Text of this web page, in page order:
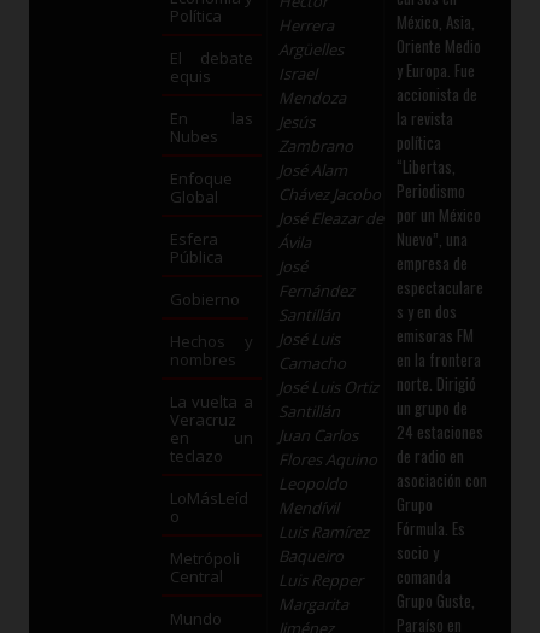
Política
El debate
equis
En las
Nubes
Enfoque
Global
Esfera
Pública
Gobierno
Hechos y
nombres
La vuelta a
Veracruz
en un
teclazo
LoMásLeíd
o
Metrópoli
Central
Mundo
Herrera
Argüelles
Israel
Mendoza
Jesús
Zambrano
José Alam
Chávez Jacobo
José Eleazar de
Ávila
José
Fernández
Santillán
José Luis
Camacho
José Luis Ortiz
Santillán
Juan Carlos
Flores Aquino
Leopoldo
Mendívil
Luis Ramírez
Baqueiro
Luis Repper
Margarita
Jiménez
México, Asia,
Oriente Medio
y Europa. Fue
accionista de
la revista
política
“Libertas,
Periodismo
por un México
Nuevo”, una
empresa de
espectaculare
s y en dos
emisoras FM
en la frontera
norte. Dirigió
un grupo de
24 estaciones
de radio en
asociación con
Grupo
Fórmula. Es
socio y
comanda
Grupo Guste,
Paraíso en